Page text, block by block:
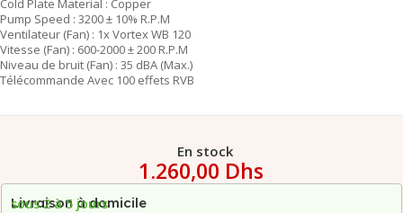
Cold Plate Material : Copper
Pump Speed : 3200 ± 10% R.P.M
Ventilateur (Fan) : 1x Vortex WB 120
Vitesse (Fan) : 600-2000 ± 200 R.P.M
Niveau de bruit (Fan) : 35 dBA (Max.)
Télécommande Avec 100 effets RVB
En stock
1.260,00 Dhs
Livraison à domicile
sous 2 à 5 jours